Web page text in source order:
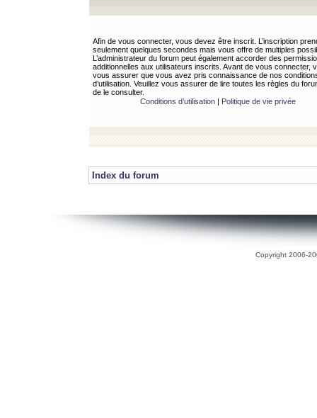
Afin de vous connecter, vous devez être inscrit. L’inscription
seulement quelques secondes mais vous offre de multiples
L’administrateur du forum peut également accorder des
additionnelles aux utilisateurs inscrits. Avant de vous connecter,
vous assurer que vous avez pris connaissance de nos
d’utilisation. Veuillez vous assurer de lire toutes les règles du
de le consulter.
Conditions d’utilisation| Politique de vie privée
Index du forum
Copyright 2006-